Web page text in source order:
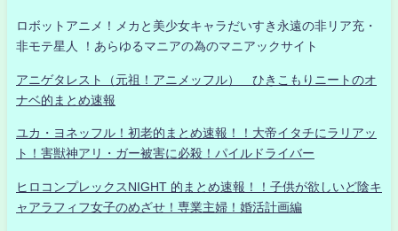
ロボットアニメ！メカと美少女キャラだいすき永遠の非リア充・
非モテ星人 ！あらゆるマニアの為のマニアックサイト
アニゲタレスト（元祖！アニメッフル） ひきこもりニートのオ
ナベ的まとめ速報
ユカ・ヨネッフル！初老的まとめ速報！！大帝イタチにラリアッ
ト！害獣神アリ・ガー被害に必殺！パイルドライバー
ヒロコンプレックスNIGHT 的まとめ速報！！子供が欲しいど陰キ
ャアラフィフ女子のめざせ！専業主婦！婚活計画編